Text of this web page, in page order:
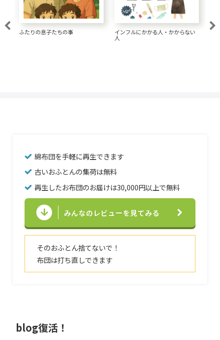
・かからない 大腸がん 1.5リットルの水が大事
綿布団を手軽に再生できます
古いおふとんの集荷は無料
再生したお布団のお届けは30,000円以上で無料
みんなのレビューを見てみる
そのおふとん捨てないで！
布団は打ち直しできます
blog復活！